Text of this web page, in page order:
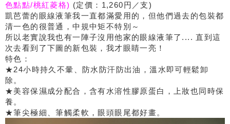
色點點/桃紅菱格) (定價：1,260円／支)
凱芭蕾的眼線液筆我一直都滿愛用的，但他們過去的包裝都
清一色的很普通，中規中矩不特別～
所以老實說我也有一陣子沒用他家的眼線液筆了.... 直到這
次去看到了下圖的新包裝，我才眼睛一亮！
特色：
★24小時持久不暈、防水防汗防出油，溫水即可輕鬆卸
除。
★美容保濕成分配合，含有水溶性膠原蛋白，上妝也同時保
養。
★筆尖極細、筆觸柔軟，眼頭眼尾都好畫。